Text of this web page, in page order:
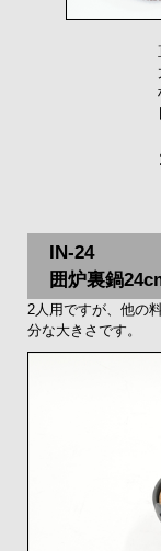
囲炉裏鍋
2人用ですが、他の
分な大きさです。